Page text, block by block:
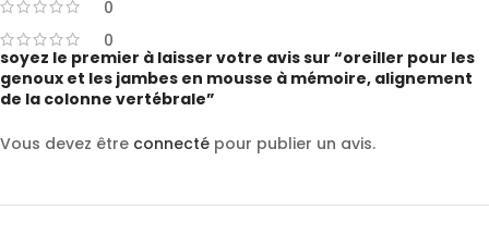
0
0
soyez le premier à laisser votre avis sur “oreiller pour les
genoux et les jambes en mousse à mémoire, alignement
de la colonne vertébrale”
Vous devez être connecté pour publier un avis.